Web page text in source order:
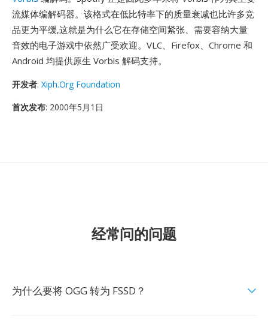
流媒体编解码器。该格式在低比特率下的质量衰减也比许多竞
品更为平缓,这就是为什么它在存储空间紧张、需要容纳大量
音效的电子游戏中依然广受欢迎。VLC、Firefox、Chrome 和
Android 均提供原生 Vorbis 解码支持。
开发者: Xiph.Org Foundation
首次发布: 2000年5月1日
经常问的问题
为什么要将 OGG 转为 FSSD？